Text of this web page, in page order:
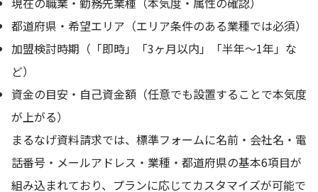
都道府県・希望エリア（エリア条件のある業種では必須）
加盟検討時期（「即時」「3ヶ月以内」「半年〜1年」な
ど）
資金の目安・自己資金額（任意でも設置することで本気度
が上がる）
まるなげ資料請求では、標準フォームに名前・会社名・電
話番号・メールアドレス・業種・都道府県の基本6項目が
組み込まれており、プランに応じてカスタマイズが可能で